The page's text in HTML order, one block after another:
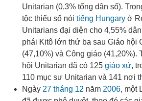
Unitarian (0,3% tổng dân số).
tộc thiểu số nói tiếng Hungary ở
Unitarians đại diện cho 4,55%
phái Kitô lớn thứ ba sau Giáo hội
(47,10%) và Công giáo (41,20%).
hội Unitarian đã có 125 giáo xứ,
110 mục sư Unitarian và 141 nơi
Ngày 27 tháng 12 năm 2006, một